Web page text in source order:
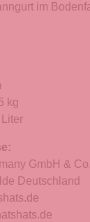
im
kg
GmbH &
Deutschland